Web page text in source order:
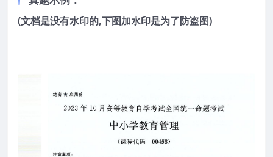
(文档是没有水印的,下图加水印是为了防盗图)